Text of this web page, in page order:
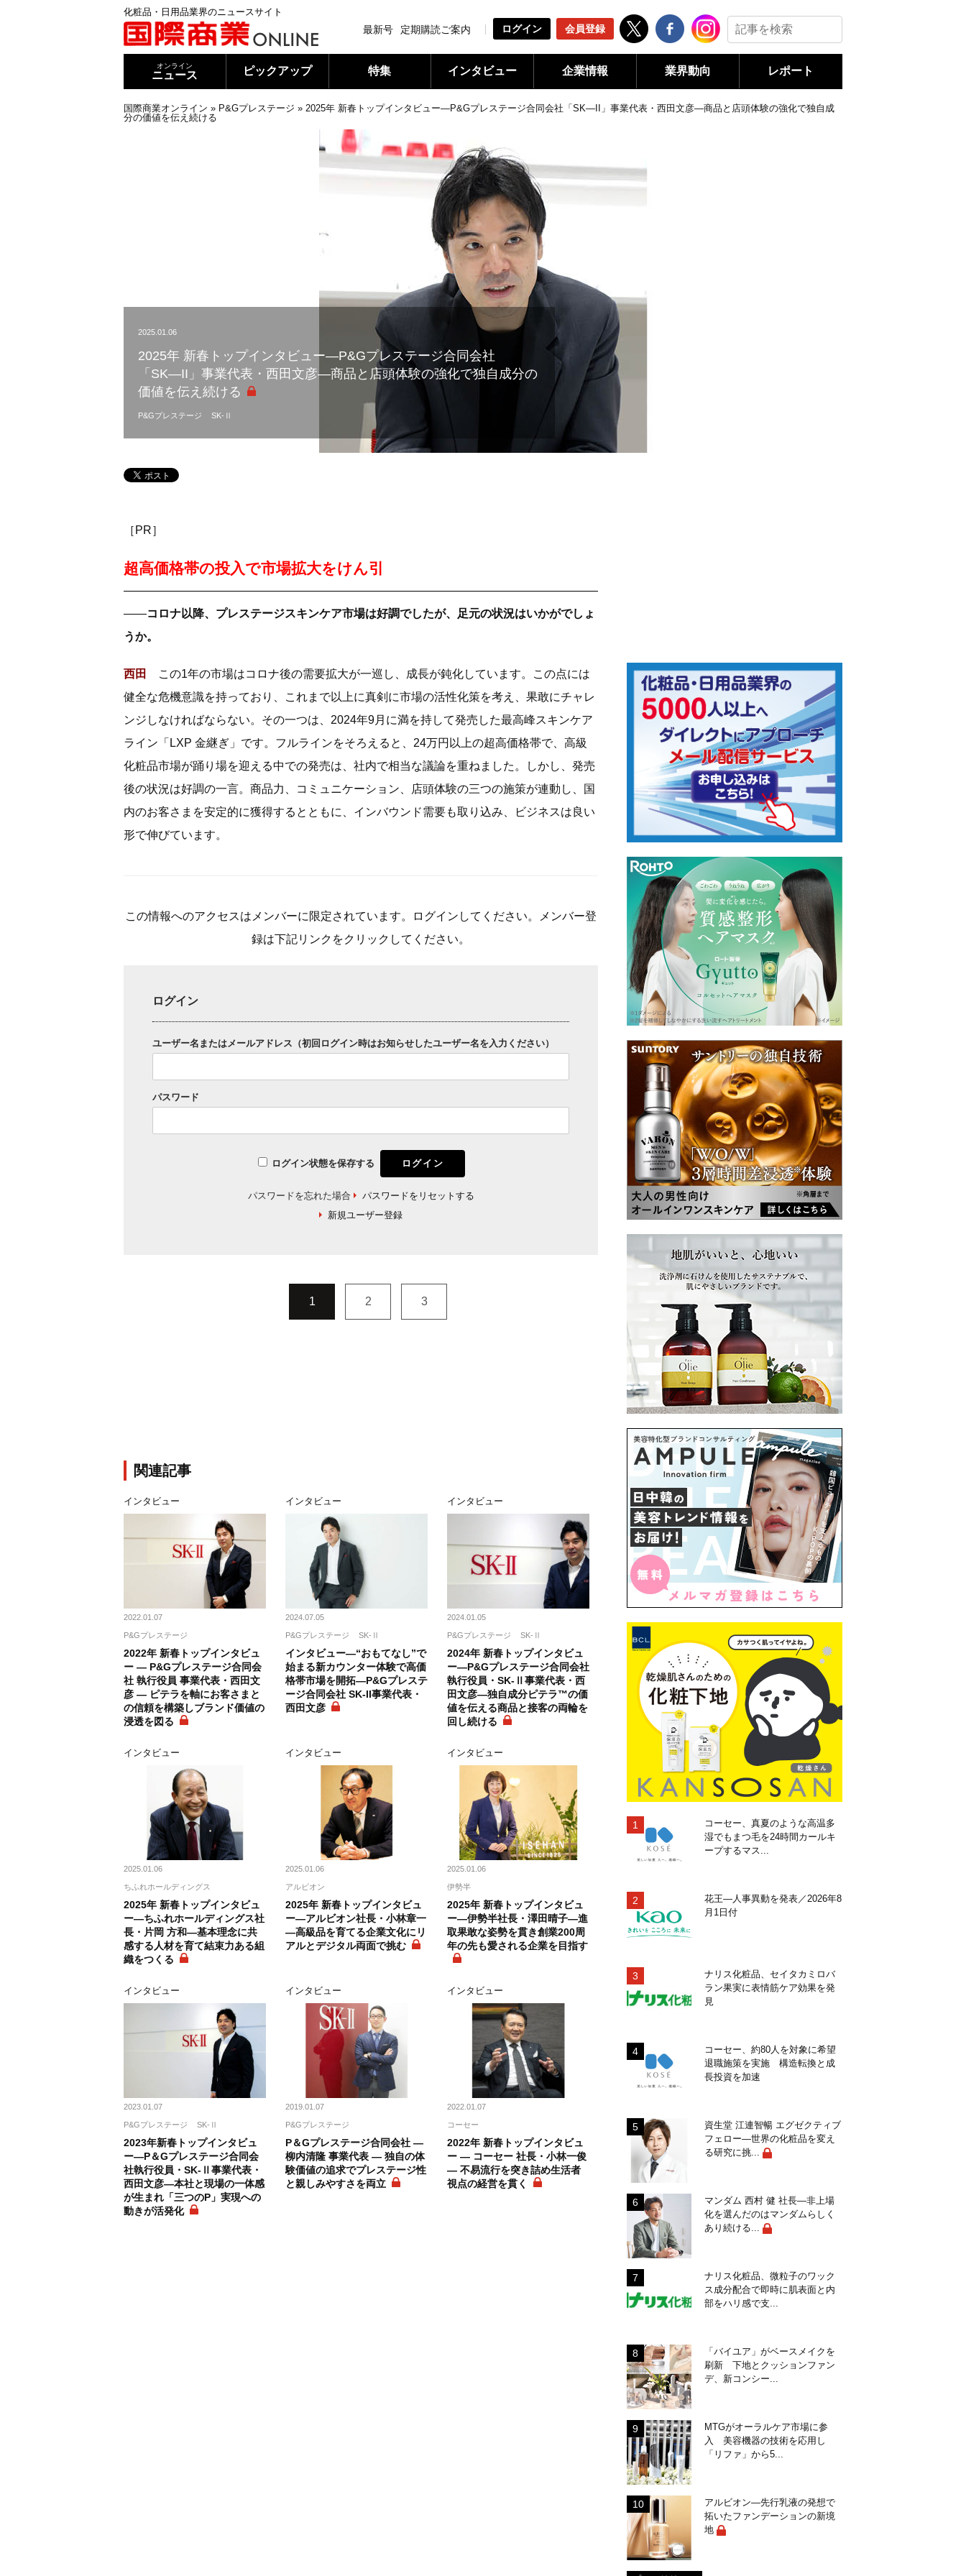
化粧品・日用品業界のニュースサイト
最新号 定期購読ご案内 ログイン 会員登録
オンライン
ニュース ピックアップ 特集 インタビュー 企業情報 業界動向 レポート
国際商業オンライン » P&Gプレステージ » 2025年 新春トップインタビュー―P&Gプレステージ合同会社「SK―II」事業代表・西田文彦―商品と店頭体験の強化で独自成
分の価値を伝え続ける
2025.01.06
2025年 新春トップインタビュー―P&Gプレステージ合同会社
「SK―II」事業代表・西田文彦―商品と店頭体験の強化で独自成分の
価値を伝え続ける
P&Gプレステージ SK-Ⅱ
［PR］
超高価格帯の投入で市場拡大をけん引
――コロナ以降、プレステージスキンケア市場は好調でしたが、足元の状況はいかがでしょ
うか。
西田
この1年の市場はコロナ後の需要拡大が一巡し、成長が鈍化しています。この点には
健全な危機意識を持っており、これまで以上に真剣に市場の活性化策を考え、果敢にチャレ
ンジしなければならない。その一つは、2024年9月に満を持して発売した最高峰スキンケア
ライン「LXP 金継ぎ」です。フルラインをそろえると、24万円以上の超高価格帯で、高級
化粧品市場が踊り場を迎える中での発売は、社内で相当な議論を重ねました。しかし、発売
後の状況は好調の一言。商品力、コミュニケーション、店頭体験の三つの施策が連動し、国
内のお客さまを安定的に獲得するとともに、インバウンド需要も取り込み、ビジネスは良い
形で伸びています。
この情報へのアクセスはメンバーに限定されています。ログインしてください。メンバー登
録は下記リンクをクリックしてください。
ログイン
ユーザー名またはメールアドレス（初回ログイン時はお知らせしたユーザー名を入力ください）
パスワード
ログイン状態を保存する
パスワードを忘れた場合
パスワードをリセットする
新規ユーザー登録
1 2 3
関連記事
インタビュー
2022.01.07
P&Gプレステージ
2022年 新春トップインタビュ
ー ― P&Gプレステージ合同会
社 執行役員 事業代表・西田文
彦 ― ピテラを軸にお客さまと
の信頼を構築しブランド価値の
浸透を図る
インタビュー
2024.07.05
P&Gプレステージ SK-Ⅱ
インタビュー―“おもてなし”で
始まる新カウンター体験で高価
格帯市場を開拓―P&Gプレステ
ージ合同会社 SK-II事業代表・
西田文彦
インタビュー
2024.01.05
P&Gプレステージ SK-Ⅱ
2024年 新春トップインタビュ
ー―P&Gプレステージ合同会社
執行役員・SK-Ⅱ事業代表・西
田文彦―独自成分ピテラ™の価
値を伝える商品と接客の両輪を
回し続ける
インタビュー
2025.01.06
ちふれホールディングス
2025年 新春トップインタビュ
ー―ちふれホールディングス社
長・片岡 方和―基本理念に共
感する人材を育て結束力ある組
織をつくる
インタビュー
2025.01.06
アルビオン
2025年 新春トップインタビュ
ー―アルビオン社長・小林章一
―高級品を育てる企業文化にリ
アルとデジタル両面で挑む
インタビュー
2025.01.06
伊勢半
2025年 新春トップインタビュ
ー―伊勢半社長・澤田晴子―進
取果敢な姿勢を貫き創業200周
年の先も愛される企業を目指す
インタビュー
2023.01.07
P&Gプレステージ SK-Ⅱ
2023年新春トップインタビュ
ー―P＆Gプレステージ合同会
社執行役員・SK-Ⅱ事業代表・
西田文彦―本社と現場の一体感
が生まれ「三つのP」実現への
動きが活発化
インタビュー
2019.01.07
P&Gプレステージ
P＆Gプレステージ合同会社 ―
柳内清隆 事業代表 ― 独自の体
験価値の追求でプレステージ性
と親しみやすさを両立
インタビュー
2022.01.07
コーセー
2022年 新春トップインタビュ
ー ― コーセー 社長・小林一俊
― 不易流行を突き詰め生活者
視点の経営を貫く
コーセー、真夏のような高温多
湿でもまつ毛を24時間カールキ
ープするマス...
花王―人事異動を発表／2026年8
月1日付
ナリス化粧品、セイタカミロバ
ラン果実に表情筋ケア効果を発
見
コーセー、約80人を対象に希望
退職施策を実施 構造転換と成
長投資を加速
資生堂 江連智暢 エグゼクティブ
フェロー―世界の化粧品を変え
る研究に挑...
マンダム 西村 健 社長―非上場
化を選んだのはマンダムらしく
あり続ける...
ナリス化粧品、微粒子のワック
ス成分配合で即時に肌表面と内
部をハリ感で支...
「バイユア」がベースメイクを
刷新 下地とクッションファン
デ、新コンシー...
MTGがオーラルケア市場に参
入 美容機器の技術を応用し
「リファ」から5...
アルビオン―先行乳液の発想で
拓いたファンデーションの新境
地